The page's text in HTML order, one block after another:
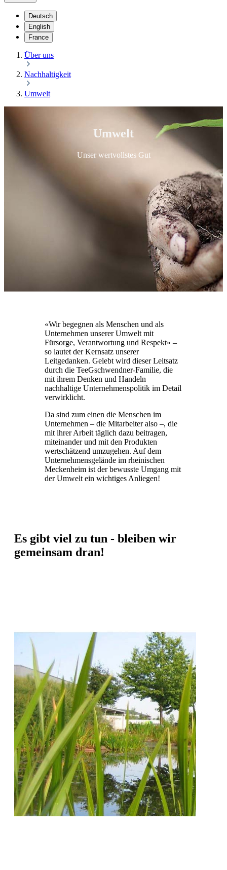
Deutsch
English
France
Über uns
Nachhaltigkeit
Umwelt
Umwelt
Unser wertvollstes Gut
«Wir begegnen als Menschen und als
Unternehmen unserer Umwelt mit
Fürsorge, Verantwortung und Respekt» –
so lautet der Kernsatz unserer
Leitgedanken. Gelebt wird dieser Leitsatz
durch die TeeGschwendner-Familie, die
mit ihrem Denken und Handeln
nachhaltige Unternehmenspolitik im Detail
verwirklicht.
Da sind zum einen die Menschen im
Unternehmen – die Mitarbeiter also –, die
mit ihrer Arbeit täglich dazu beitragen,
miteinander und mit den Produkten
wertschätzend umzugehen. Auf dem
Unternehmensgelände im rheinischen
Meckenheim ist der bewusste Umgang mit
der Umwelt ein wichtiges Anliegen!
Es gibt viel zu tun - bleiben wir
gemeinsam dran!